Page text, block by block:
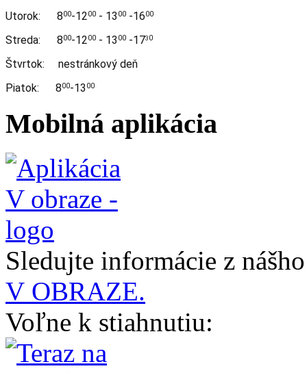
Utorok: 800-1200 - 13 00 -1600
Streda: 800-1200 - 13 00 -173 0
Štvrtok: nestránkový deň
Piatok: 800-13 00
Mobilná aplikácia
Sledujte informácie z
V OBRAZE.
Voľne k stiahnutiu: